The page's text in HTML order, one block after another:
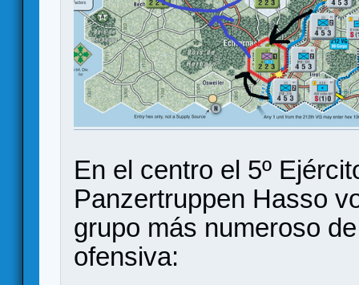
En el centro el 5º
Panzertruppen Hasso
grupo más numeroso
ofensiva: